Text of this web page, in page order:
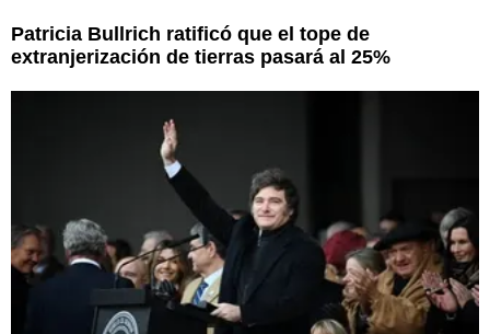
Patricia Bullrich ratificó que el tope de
extranjerización de tierras pasará al 25%